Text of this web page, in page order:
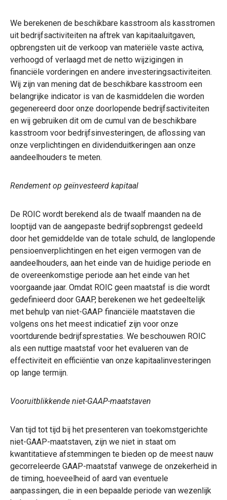
We berekenen de beschikbare kasstroom als kasstromen
uit bedrijfsactiviteiten na aftrek van kapitaaluitgaven,
opbrengsten uit de verkoop van materiële vaste activa,
verhoogd of verlaagd met de netto wijzigingen in
financiële vorderingen en andere investeringsactiviteiten.
Wij zijn van mening dat de beschikbare kasstroom een
belangrijke indicator is van de kasmiddelen die worden
gegenereerd door onze doorlopende bedrijfsactiviteiten
en wij gebruiken dit om de cumul van de beschikbare
kasstroom voor bedrijfsinvesteringen, de aflossing van
onze verplichtingen en dividenduitkeringen aan onze
aandeelhouders te meten.
Rendement op geïnvesteerd kapitaal
De ROIC wordt berekend als de twaalf maanden na de
looptijd van de aangepaste bedrijfsopbrengst gedeeld
door het gemiddelde van de totale schuld, de langlopende
pensioenverplichtingen en het eigen vermogen van de
aandeelhouders, aan het einde van de huidige periode en
de overeenkomstige periode aan het einde van het
voorgaande jaar. Omdat ROIC geen maatstaf is die wordt
gedefinieerd door GAAP, berekenen we het gedeeltelijk
met behulp van niet-GAAP financiële maatstaven die
volgens ons het meest indicatief zijn voor onze
voortdurende bedrijfsprestaties. We beschouwen ROIC
als een nuttige maatstaf voor het evalueren van de
effectiviteit en efficiëntie van onze kapitaalinvesteringen
op lange termijn.
Vooruitblikkende niet-GAAP-maatstaven
Van tijd tot tijd bij het presenteren van toekomstgerichte
niet-GAAP-maatstaven, zijn we niet in staat om
kwantitatieve afstemmingen te bieden op de meest nauw
gecorreleerde GAAP-maatstaf vanwege de onzekerheid in
de timing, hoeveelheid of aard van eventuele
aanpassingen, die in een bepaalde periode van wezenlijk